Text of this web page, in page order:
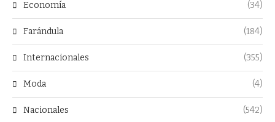
Economía (34)
Farándula (184)
Internacionales (355)
Moda (4)
Nacionales (542)